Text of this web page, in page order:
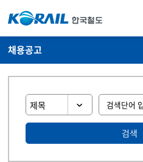
채용공고
검색